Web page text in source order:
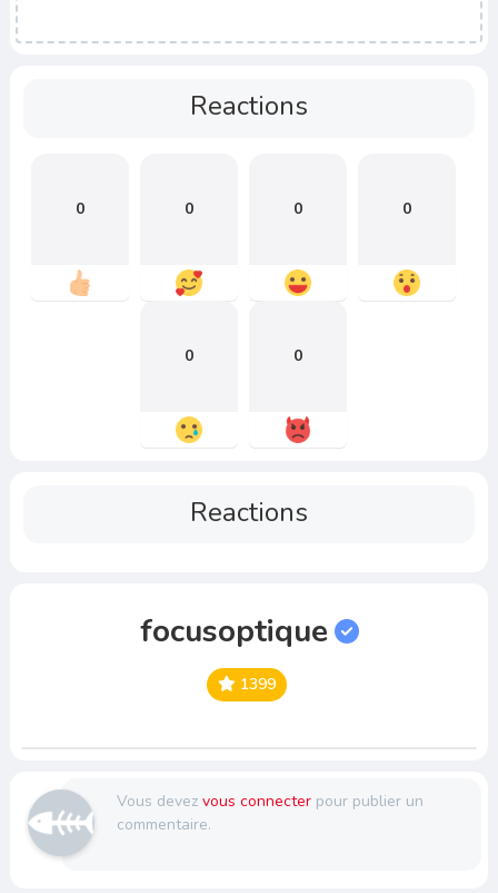
Reactions
0 0 0 0
0 0
Reactions
focusoptique
1399
Vous devez vous connecterpour publier un
commentaire.